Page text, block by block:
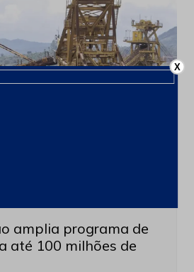
amplia programa de
até 100 milhões de
X